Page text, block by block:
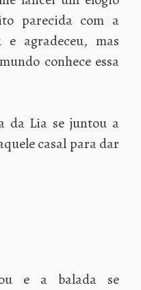
parecida com a
agradeceu, mas
conhece essa
da Lia se juntou a
casal para dar
e a balada se